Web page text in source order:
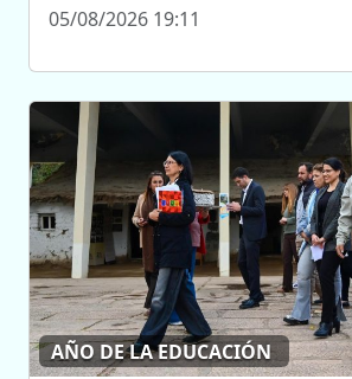
05/08/2026 19:11
AÑO DE LA EDUCACIÓN